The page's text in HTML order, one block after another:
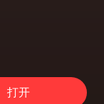
打开